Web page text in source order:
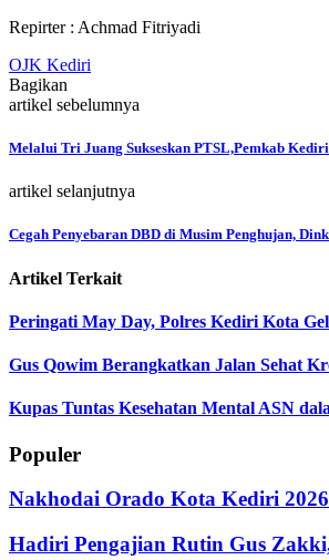
Repirter : Achmad Fitriyadi
OJK Kediri
Bagikan
artikel sebelumnya
Melalui Tri Juang Sukseskan PTSL,Pemkab
artikel selanjutnya
Cegah Penyebaran DBD di Musim Penghujan,
Artikel Terkait
Peringati May Day, Polres Kediri Kota
Gus Qowim Berangkatkan Jalan Sehat
Kupas Tuntas Kesehatan Mental ASN
Populer
Nakhodai Orado Kota Kediri
Hadiri Pengajian Rutin Gus